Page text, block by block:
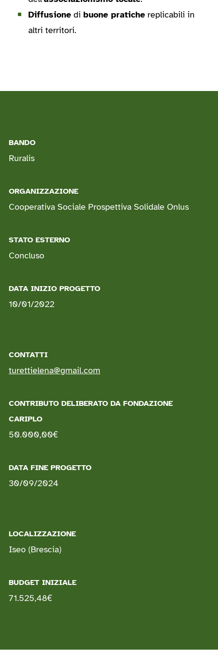
Diffusione di buone pratiche replicabili in
altri territori.
BANDO
Ruralis
ORGANIZZAZIONE
Cooperativa Sociale Prospettiva Solidale Onlus
STATO ESTERNO
Concluso
DATA INIZIO PROGETTO
10/01/2022
CONTATTI
turettielena@gmail.com
CONTRIBUTO DELIBERATO DA FONDAZIONE
CARIPLO
50.000,00€
DATA FINE PROGETTO
30/09/2024
LOCALIZZAZIONE
Iseo (Brescia)
BUDGET INIZIALE
71.525,48€